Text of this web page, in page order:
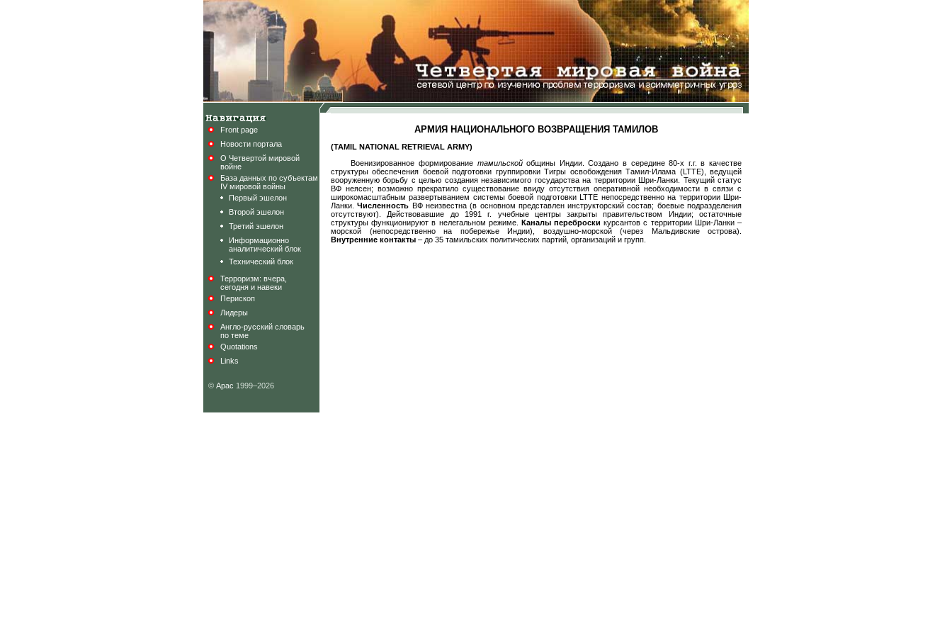
Front page
Новости портала
О Четвертой мировой
войне
База данных по субъектам
IV мировой войны
Первый эшелон
Второй эшелон
Третий эшелон
Информационно
аналитический блок
Технический блок
Терроризм: вчера,
сегодня и навеки
Перископ
Лидеры
Англо-русский словарь
по теме
Quotations
Links
© Арас 1999–2026
АРМИЯ НАЦИОНАЛЬНОГО ВОЗВРАЩЕНИЯ ТАМИЛОВ
(TAMIL NATIONAL RETRIEVAL ARMY)
Военизированное формирование тамильскойобщины Индии. Создано в середине 80-х г.г. в качестве
структуры обеспечения боевой подготовки группировки Тигры освобождения Тамил-Илама (LTTE), ведущей
вооруженную борьбу с целью создания независимого государства на территории Шри-Ланки. Текущий статус
ВФ неясен; возможно прекратило существование ввиду отсутствия оперативной необходимости в связи с
широкомасштабным развертыванием системы боевой подготовкиLTTE непосредственно на территории Шри-
Ланки.Численность ВФ неизвестна (в основном представлен инструкторский состав; боевые подразделения
отсутствуют). Действовавшие до 1991 г. учебные центры закрыты правительством Индии; остаточные
структуры функционируют в нелегальном режиме. Каналы переброски курсантов с территории Шри-Ланки –
морской (непосредственно на побережье Индии), воздушно-морской (через Мальдивские острова).
Внутренние контакты – до 35 тамильских политических партий, организаций и групп.